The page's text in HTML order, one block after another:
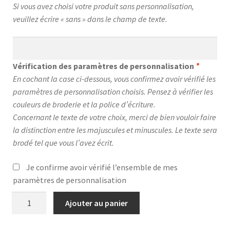
Si vous avez choisi votre produit sans personnalisation,
veuillez écrire « sans » dans le champ de texte.
Vérification des paramètres de personnalisation *
En cochant la case ci-dessous, vous confirmez avoir vérifié les
paramètres de personnalisation choisis. Pensez à vérifier les
couleurs de broderie et la police d’écriture.
Concernant le texte de votre choix, merci de bien vouloir faire
la distinction entre les majuscules et minuscules. Le texte sera
brodé tel que vous l’avez écrit.
Je confirme avoir vérifié l’ensemble de mes
paramètres de personnalisation
Ajouter au panier